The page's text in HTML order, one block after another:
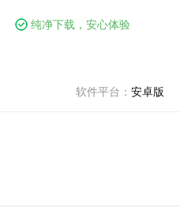
纯净下载，安心体验
软件平台： 安卓版